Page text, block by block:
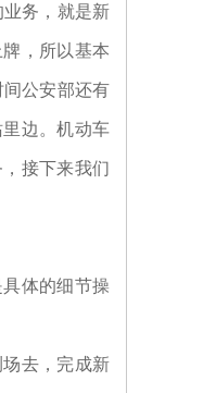
务，就是新
，所以基本
间公安部还有
边。机动车
接下来我们
体的细节操
去，完成新